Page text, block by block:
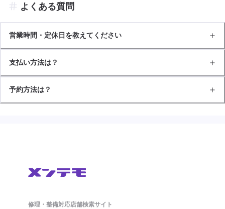
よくある質問
営業時間・定休日を教えてください
支払い方法は？
予約方法は？
修理・整備対応店舗検索サイト